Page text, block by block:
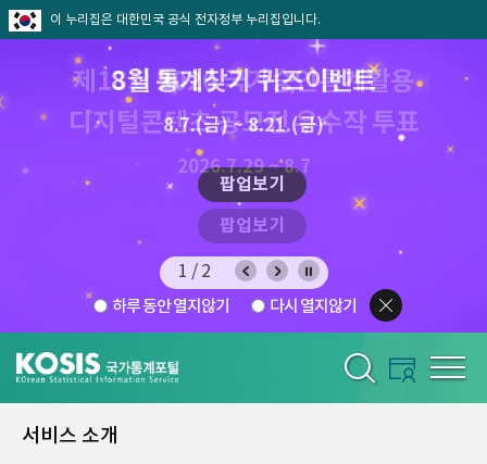
이 누리집은 대한민국 공식 전자정부 누리집입니다.
제13회 2026 국가승인통계활용
디지털콘텐츠 공모전 우수작 투표
2026.7.29 ~ 8.7
팝업보기
8월 통계찾기 퀴즈이벤트
8.7.(금) ~ 8.21.(금)
팝업보기
1/2
하루 동안 열지않기 다시 열지않기
서비스 소개